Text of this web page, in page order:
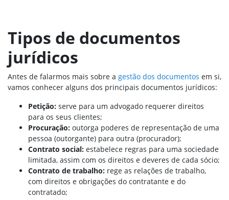
Tipos de documentos
jurídicos
Antes de falarmos mais sobre a gestão dos documentos em si,
vamos conhecer alguns dos principais documentos jurídicos:
Petição: serve para um advogado requerer direitos
para os seus clientes;
Procuração: outorga poderes de representação de uma
pessoa (outorgante) para outra (procurador);
Contrato social: estabelece regras para uma sociedade
limitada, assim com os direitos e deveres de cada sócio;
Contrato de trabalho: rege as relações de trabalho,
com direitos e obrigações do contratante e do
contratado;